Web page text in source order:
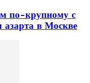
по-крупному с
в Москве